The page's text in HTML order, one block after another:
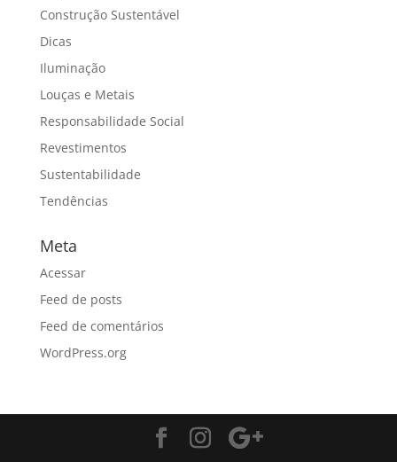
Construção Sustentável
Dicas
Iluminação
Louças e Metais
Responsabilidade Social
Revestimentos
Sustentabilidade
Tendências
Meta
Acessar
Feed de posts
Feed de comentários
WordPress.org